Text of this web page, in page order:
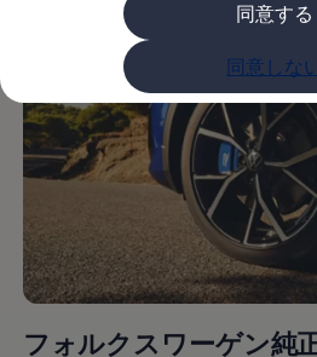
同意する
同意しな
Golf お乗り換えを
Tiguan 購入後、5
Golf Variant お乗
Volkswagenアンバ
ファイナンシャルサービス
ファイナンシャルサ
フォルクスワーゲ
Volkswagen Card
お支払いシミュレ
モデル別月々のお
ライフスタイルに
カスタマーポータ
Match Maker 登録
補助金・エコカー優遇制
補助金・エコカー
フォルクスワーゲン純